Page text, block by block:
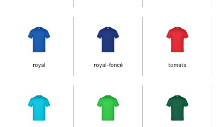
royal royal-foncé tomate